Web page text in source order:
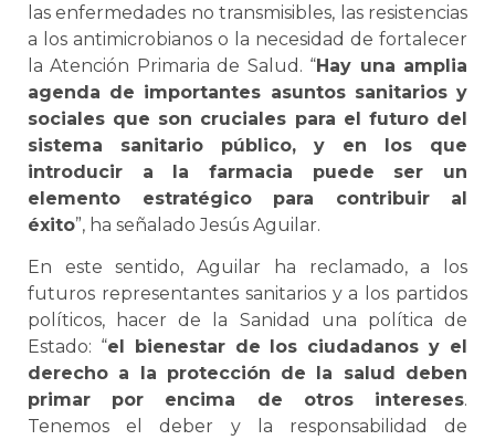
las enfermedades no transmisibles, las resistencias
a los antimicrobianos o la necesidad de fortalecer
la Atención Primaria de Salud. “Hay una amplia
agenda de importantes asuntos sanitarios y
sociales que son cruciales para el futuro del
sistema sanitario público, y en los que
introducir a la farmacia puede ser un
elemento estratégico para contribuir al
éxito”, ha señalado Jesús Aguilar.
En este sentido, Aguilar ha reclamado, a los
futuros representantes sanitarios y a los partidos
políticos, hacer de la Sanidad una política de
Estado: “el bienestar de los ciudadanos y el
derecho a la protección de la salud deben
primar por encima de otros intereses.
Tenemos el deber y la responsabilidad de